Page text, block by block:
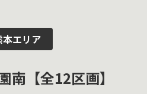
本エリア
南【全12区画】